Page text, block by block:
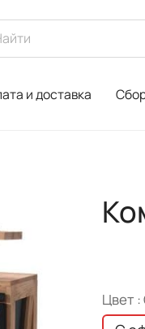
и доставка
Цвет :